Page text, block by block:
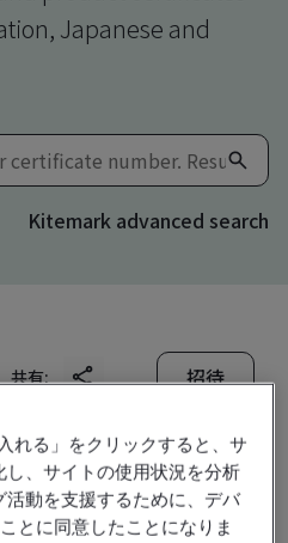
Japanese and
Kitemark advanced search
共有: 招待
れる」をクリックすると、サ
、サイトの使用状況を分析
活動を支援するために、デバ
とに同意したことになりま